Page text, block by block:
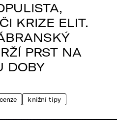
KRIZE ELIT.
PRST NA
DOBY
knižní tipy